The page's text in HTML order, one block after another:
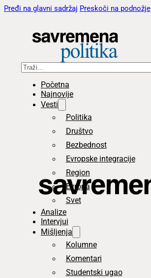
Pređi na glavni sadržaj Preskoči na podnožje
Pretraga
Početna
Najnovije
Vesti
Politika
Društvo
Bezbednost
Evropske integracije
Region
Evropa
Svet
Analize
Intervjui
Mišljenja
Kolumne
Komentari
Studentski ugao